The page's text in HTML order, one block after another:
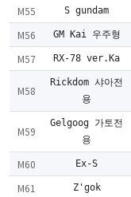
M55 S gundam
M56 GM Kai 우주형
M57 RX-78 ver.Ka
M58
Rickdom 샤아전
용
M59
Gelgoog 가토전
용
M60 Ex-S
M61 Z'gok